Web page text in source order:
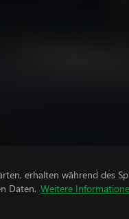
erhalten während des
Daten. Weitere